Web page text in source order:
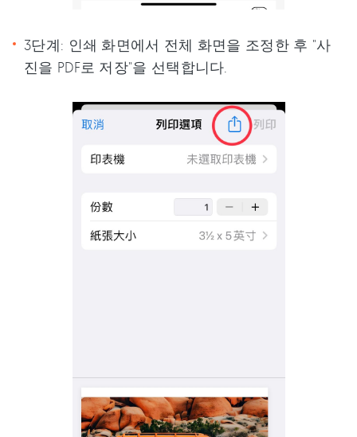
3단계: 인쇄 화면에서 전체 화면을 조정한 후 "사
진을 PDF로 저장"을 선택합니다.